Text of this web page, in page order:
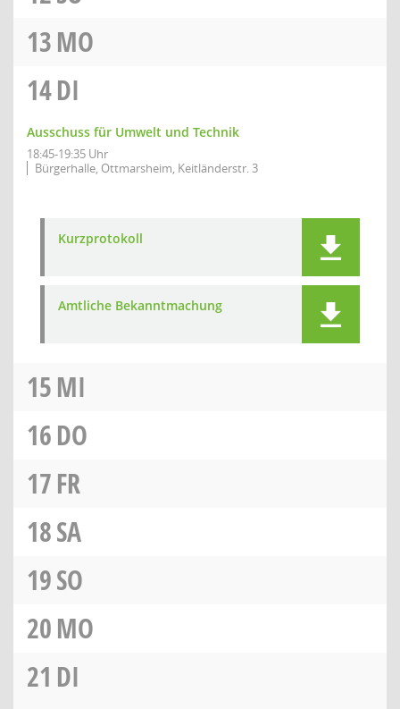
13MO
14DI
Ausschuss für Umwelt und Technik
18:45-19:35 Uhr
Bürgerhalle, Ottmarsheim, Keitländerstr. 3
Kurzprotokoll
Amtliche Bekanntmachung
15MI
16DO
17FR
18SA
19SO
20MO
21 DI